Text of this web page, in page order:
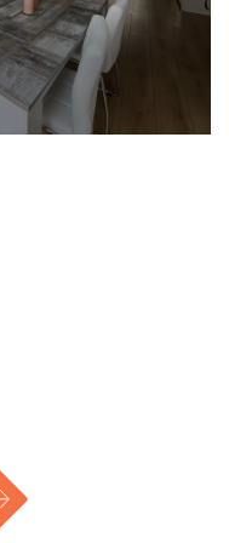
zich aan de
een raam naar het
huis en ik'